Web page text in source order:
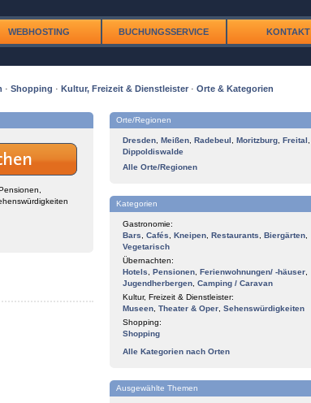
WEBHOSTING BUCHUNGSSERVICE KONTAKT
· Shopping · Kultur, Freizeit & Dienstleister · Orte & Kategorien
Orte/Regionen
Dresden Meißen Radebeul Moritzburg Freital
Dippoldiswalde
Alle Orte/Regionen
Kategorien
Gastronomie:
Bars
Cafés Kneipen Restaurants Biergärten
Vegetarisch
Übernachten:
Hotels
Pensionen Ferienwohnungen/ -häuser
Jugendherbergen Camping / Caravan
Kultur, Freizeit & Dienstleister:
Museen Theater & Oper Sehenswürdigkeiten
Shopping:
Shopping
Alle Kategorien nach Orten
Ausgewählte Themen